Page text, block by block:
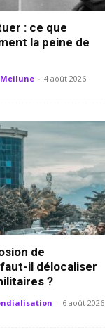
: ce que
la peine de
- 4 août 2026
de
il délocaliser
?
- 6 août 2026